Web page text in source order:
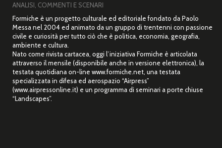
ANALISI, COMMENTI E SCENARI
Formiche è un progetto culturale ed editoriale fondato da Paolo
Messa nel 2004 ed animato da un gruppo di trentenni con passione
civile e curiosità per tutto ciò che è politica, economia, geografia,
ambiente e cultura.
Nato come rivista cartacea, oggi l’iniziativa Formiche è articolata
attraverso il mensile (disponibile anche in versione elettronica), la
testata quotidiana on-line www.formiche.net, una testata
specializzata in difesa ed aerospazio “Airpress”
(www.airpressonline.it) e un programma di seminari a porte chiuse
“Landscapes”.